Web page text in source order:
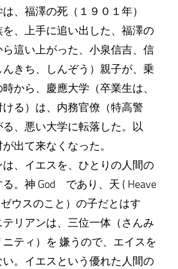
、福澤の死（１９０１年）
、上手に追い出した、福澤の
這い上がった、小泉信吉、信
きち、しんぞう）親子が、乗
から、慶應大学（卒業生は、
る）は、内務官僚（特高警
、悪い大学に転落した。以
出て来なくなった。
、イエスを、ひとりの人間の
。神 God であり、天 ( Heave
ウスのこと）の子だとはす
リアンは、三位一体（さんみ
ティ）を 嫌うので、エイスを
。イエスという優れた人間の